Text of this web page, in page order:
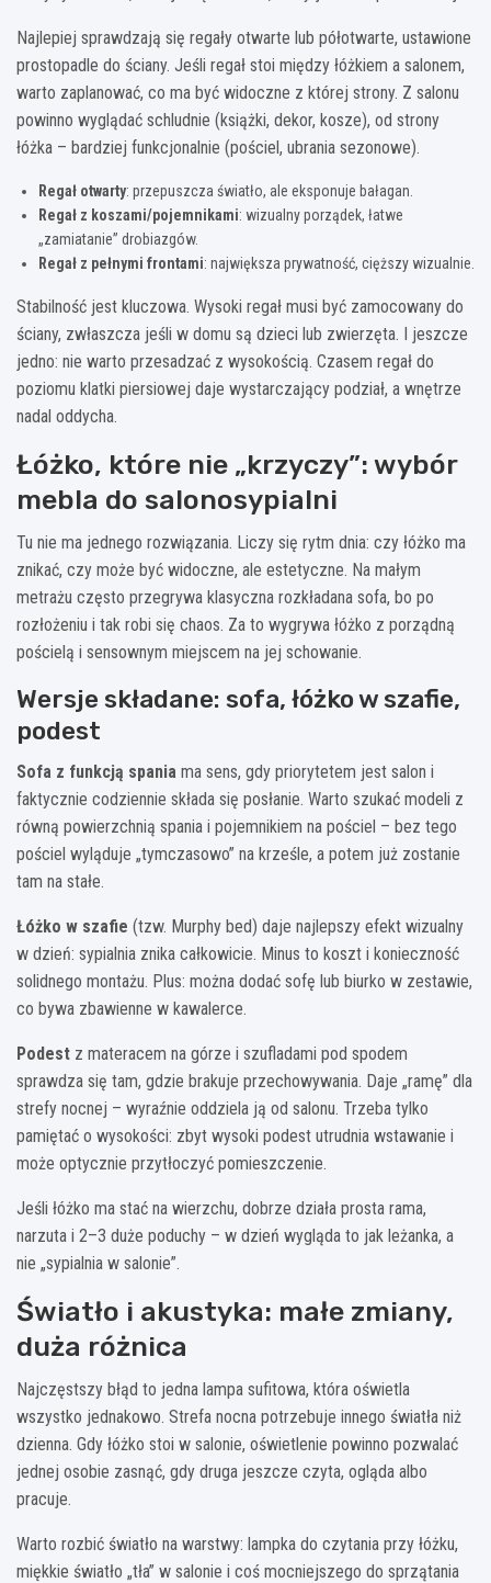
Najlepiej sprawdzają się regały otwarte lub półotwarte, ustawione
prostopadle do ściany. Jeśli regał stoi między łóżkiem a salonem,
warto zaplanować, co ma być widoczne z której strony. Z salonu
powinno wyglądać schludnie (książki, dekor, kosze), od strony
łóżka – bardziej funkcjonalnie (pościel, ubrania sezonowe).
Regał otwarty: przepuszcza światło, ale eksponuje bałagan.
Regał z koszami/pojemnikami: wizualny porządek, łatwe
„zamiatanie” drobiazgów.
Regał z pełnymi frontami: największa prywatność, cięższy wizualnie.
Stabilność jest kluczowa. Wysoki regał musi być zamocowany do
ściany, zwłaszcza jeśli w domu są dzieci lub zwierzęta. I jeszcze
jedno: nie warto przesadzać z wysokością. Czasem regał do
poziomu klatki piersiowej daje wystarczający podział, a wnętrze
nadal oddycha.
Łóżko, które nie „krzyczy”: wybór
mebla do salonosypialni
Tu nie ma jednego rozwiązania. Liczy się rytm dnia: czy łóżko ma
znikać, czy może być widoczne, ale estetyczne. Na małym
metrażu często przegrywa klasyczna rozkładana sofa, bo po
rozłożeniu i tak robi się chaos. Za to wygrywa łóżko z porządną
pościelą i sensownym miejscem na jej schowanie.
Wersje składane: sofa, łóżko w szafie,
podest
Sofa z funkcją spania ma sens, gdy priorytetem jest salon i
faktycznie codziennie składa się posłanie. Warto szukać modeli z
równą powierzchnią spania i pojemnikiem na pościel – bez tego
pościel wyląduje „tymczasowo” na krześle, a potem już zostanie
tam na stałe.
Łóżko w szafie (tzw. Murphy bed) daje najlepszy efekt wizualny
w dzień: sypialnia znika całkowicie. Minus to koszt i konieczność
solidnego montażu. Plus: można dodać sofę lub biurko w zestawie,
co bywa zbawienne w kawalerce.
Podest z materacem na górze i szufladami pod spodem
sprawdza się tam, gdzie brakuje przechowywania. Daje „ramę” dla
strefy nocnej – wyraźnie oddziela ją od salonu. Trzeba tylko
pamiętać o wysokości: zbyt wysoki podest utrudnia wstawanie i
może optycznie przytłoczyć pomieszczenie.
Jeśli łóżko ma stać na wierzchu, dobrze działa prosta rama,
narzuta i 2–3 duże poduchy – w dzień wygląda to jak leżanka, a
nie „sypialnia w salonie”.
Światło i akustyka: małe zmiany,
duża różnica
Najczęstszy błąd to jedna lampa sufitowa, która oświetla
wszystko jednakowo. Strefa nocna potrzebuje innego światła niż
dzienna. Gdy łóżko stoi w salonie, oświetlenie powinno pozwalać
jednej osobie zasnąć, gdy druga jeszcze czyta, ogląda albo
pracuje.
Warto rozbić światło na warstwy: lampka do czytania przy łóżku,
miękkie światło „tła” w salonie i coś mocniejszego do sprzątania